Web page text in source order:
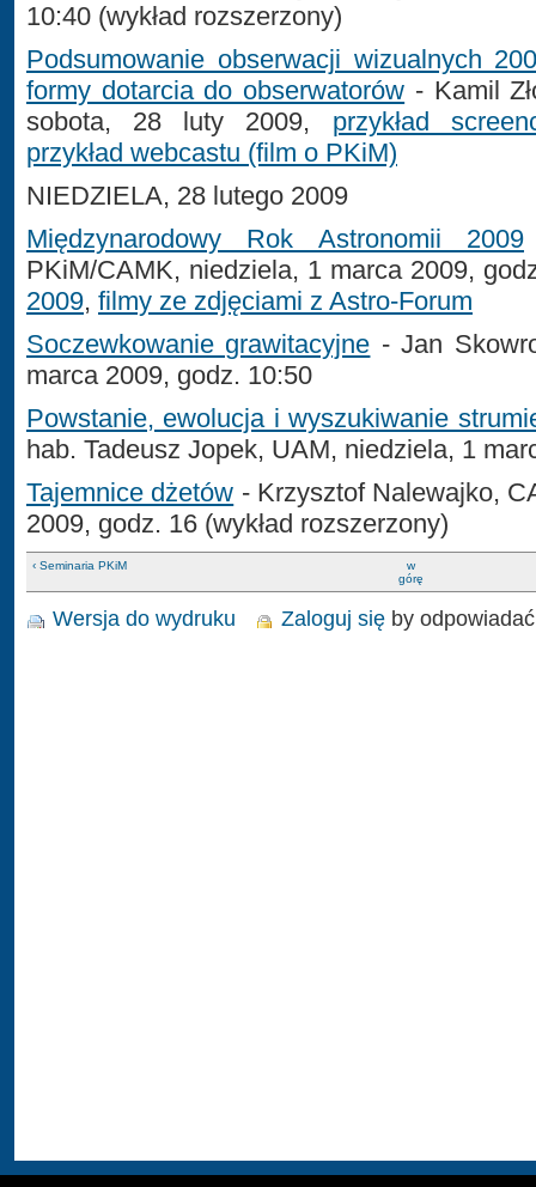
10:40 (wykład rozszerzony)
Podsumowanie obserwacji wizualnych
formy dotarcia do obserwatorów - Kamil
sobota, 28 luty 2009, przykład
przykład webcastu (film o PKiM)
NIEDZIELA, 28 lutego 2009
Międzynarodowy Rok Astronomii 2009
PKiM/CAMK, niedziela, 1 marca 2009,
2009, filmy ze zdjęciami z Astro-Forum
Soczewkowanie grawitacyjne - Jan
marca 2009, godz. 10:50
Powstanie, ewolucja i wyszukiwanie
hab. Tadeusz Jopek, UAM, niedziela, 1
Tajemnice dżetów - Krzysztof Nalewajko,
2009, godz. 16 (wykład rozszerzony)
‹ Seminaria PKiM
w
górę
Wersja do wydruku Zaloguj się by odpowiadać